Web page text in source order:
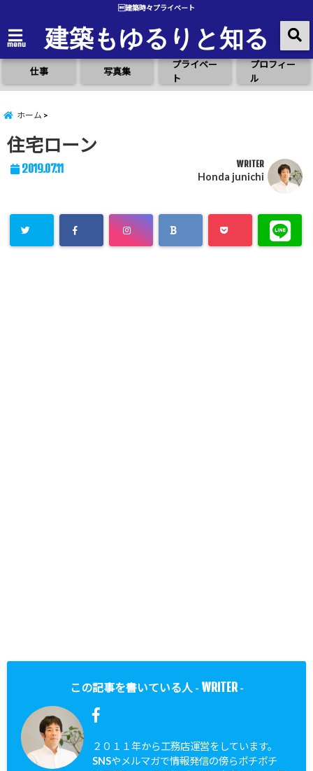
建築時々プライベート
menu 建築もゆるりと知る
仕事 写真集
プライベー
ト
プロフィー
ル
ホーム
住宅ローン
2019.07.11 WRITER
Honda junichi
この記事を書いている人 - WRITER-
２０１１年から工務店運営をしています。
SNSやメルマガで情報発信の傍らボチボチ